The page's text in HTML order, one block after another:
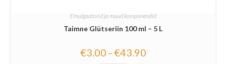
Emulgaatorid ja muud komponendid
Taimne Glütseriin 100 ml – 5 L
€3.00 –€43.90